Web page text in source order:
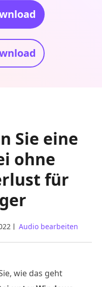
Sie eine
ohne
für
Audio bearbeiten
wie das geht